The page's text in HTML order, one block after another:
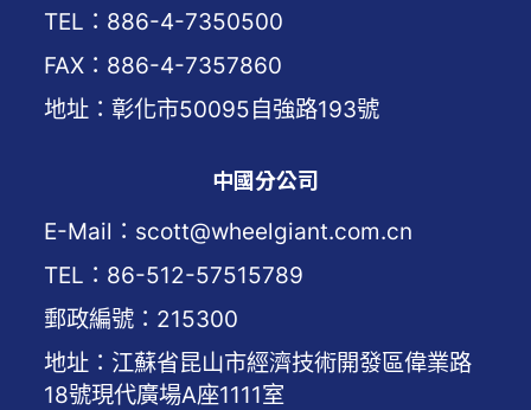
TEL：886-4-7350500
FAX：886-4-7357860
地址：彰化市50095自強路193號
中國分公司
E-Mail：scott@wheelgiant.com.cn
TEL：86-512-57515789
郵政編號：215300
地址：江蘇省昆山市經濟技術開發區偉業路
18號現代廣場A座1111室